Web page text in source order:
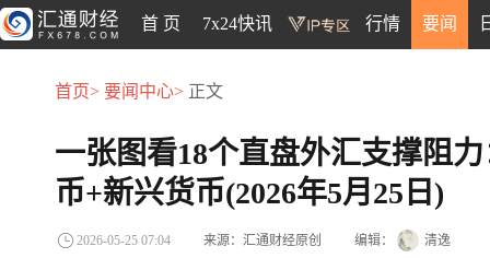
首 页 7x24快讯 行情 要闻
首页> 要闻中心> 正文
一张图看18个直盘外汇支撑阻
币+新兴货币(2026年5月25日)
2026-05-25 07:04 来源：汇通财经原创 编辑： 清逸